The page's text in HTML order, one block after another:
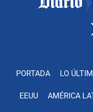
PORTADA LO
EEUU AMÉRICA